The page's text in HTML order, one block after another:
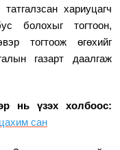
хариуцагч
болохыг тогтоон,
тогтоож өгөхийг
газарт даалгаж
нь үзэх холбоос:
сан